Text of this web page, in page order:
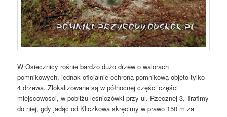
W Osiecznicy rośnie bardzo dużo drzew o walorach
pomnikowych, jednak oficjalnie ochroną pomnikową objęto tylko
4 drzewa. Zlokalizowane są w północnej części części
miejscowości, w pobliżu leśniczówki przy ul. Rzecznej 3. Trafimy
do niej, gdy jadąc od Kliczkowa skręcimy w prawo 150 m za